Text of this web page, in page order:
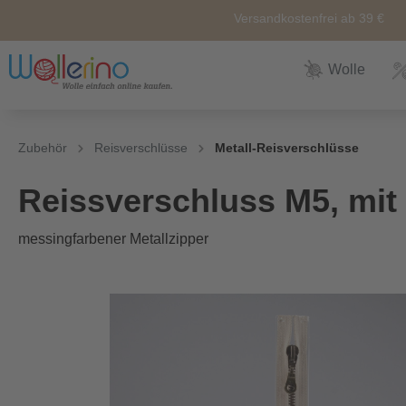
Versandkostenfrei ab 39 €
Wolle
Neuheiten
Sockenwolle
Zubehör
Nähkörbe &
Nähkästen
Ersatz und
Reperatur
Zubehör Reisverschlüsse Metall-Reisverschlüsse
Reissverschluss M5,
messingfarbener Metallzipper